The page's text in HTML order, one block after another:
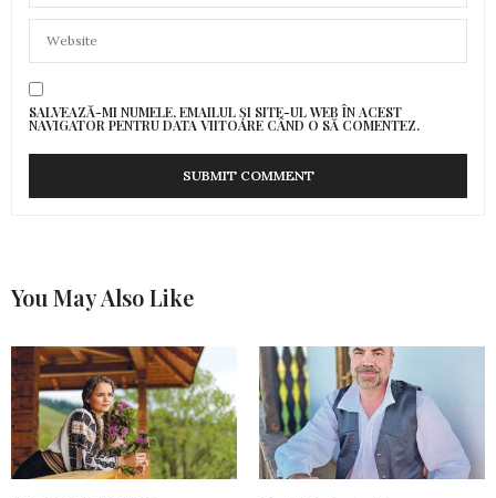
SALVEAZĂ-MI NUMELE, EMAILUL ȘI SITE-UL WEB ÎN ACEST
NAVIGATOR PENTRU DATA VIITOARE CÂND O SĂ COMENTEZ.
You May Also Like